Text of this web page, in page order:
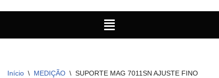
Início \ MEDIÇÃO \ SUPORTE MAG 7011SN AJUSTE FINO